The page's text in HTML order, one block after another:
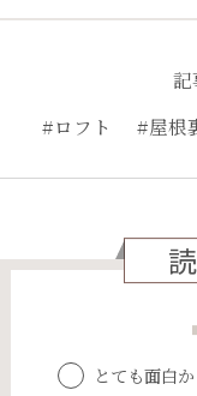
記
#ロフト
#屋根
とても面白